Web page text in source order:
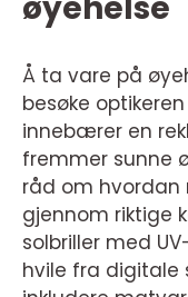
Å ta vare på
besøke
innebærer en
fremmer sunne
råd om hvordan
gjennom riktige
solbriller med
hvile fra digitale